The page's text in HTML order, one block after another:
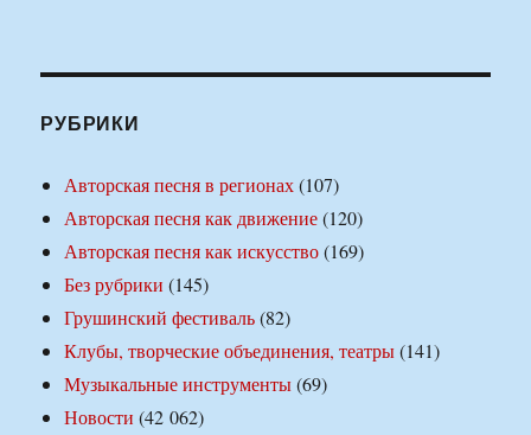
РУБРИКИ
Авторская песня в регионах(107)
Авторская песня как движение(120)
Авторская песня как искусство(169)
Без рубрики (145)
Грушинский фестиваль(82)
Клубы, творческие объединения, театры(141)
Музыкальные инструменты(69)
Новости (42 062)